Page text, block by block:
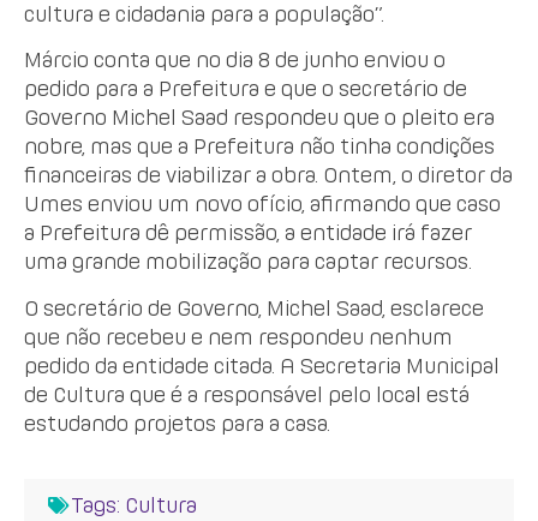
cultura e cidadania para a população”.
Márcio conta que no dia 8 de junho enviou o
pedido para a Prefeitura e que o secretário de
Governo Michel Saad respondeu que o pleito era
nobre, mas que a Prefeitura não tinha condições
financeiras de viabilizar a obra. Ontem, o diretor da
Umes enviou um novo ofício, afirmando que caso
a Prefeitura dê permissão, a entidade irá fazer
uma grande mobilização para captar recursos.
O secretário de Governo, Michel Saad, esclarece
que não recebeu e nem respondeu nenhum
pedido da entidade citada. A Secretaria Municipal
de Cultura que é a responsável pelo local está
estudando projetos para a casa.
Tags: Cultura